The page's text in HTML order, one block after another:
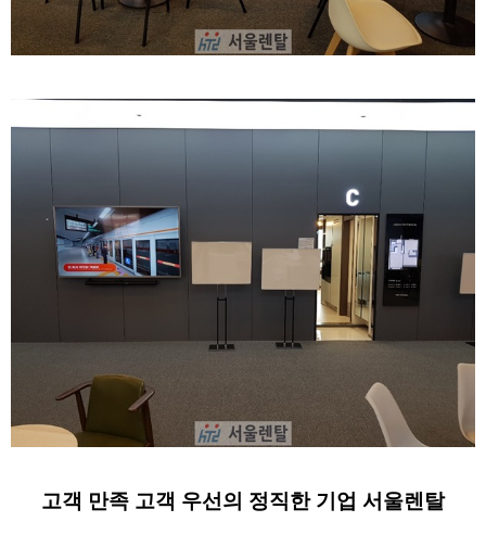
고객 만족 고객 우선의 정직한 기업 서울렌탈